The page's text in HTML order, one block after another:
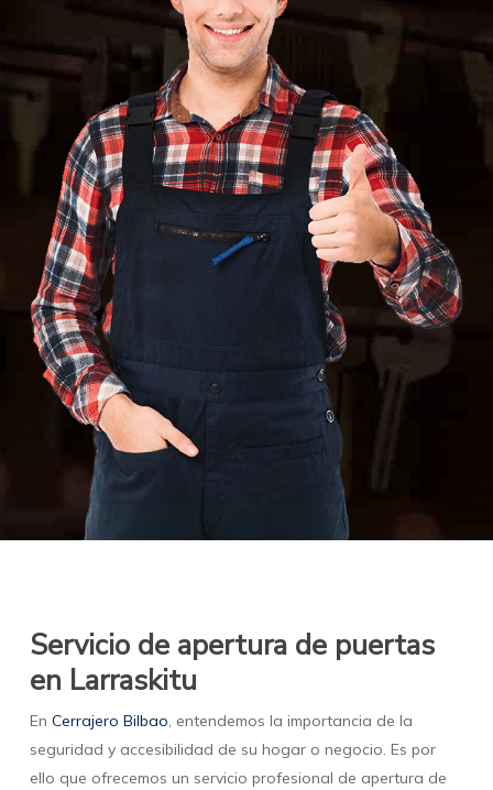
Servicio de apertura de puertas
en Larraskitu
En Cerrajero Bilbao, entendemos la importancia de la
seguridad y accesibilidad de su hogar o negocio. Es por
ello que ofrecemos un servicio profesional de apertura de